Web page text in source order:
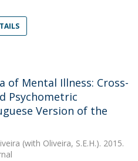
of Mental Illness: Cross-
Psychometric
Version of the
(with Oliveira, S.E.H.). 2015.